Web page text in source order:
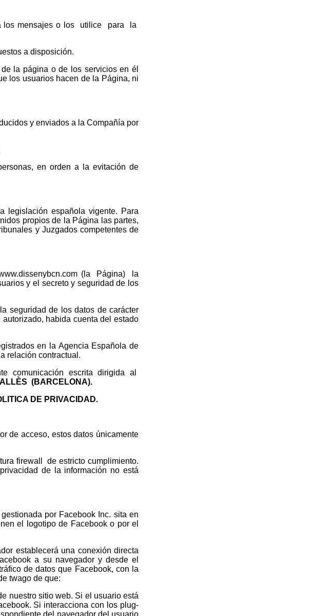
a los mensajes o los utilice para la
a disposición.
la página o de los servicios en él
los usuarios hacen de la Página, ni
y enviados a la Compañía por
en orden a la evitación de
legislación española vigente. Para
propios de la Página las partes,
y Juzgados competentes de
(la Página) la
y el secreto y seguridad de los
seguridad de los datos de carácter
habida cuenta del estado
en la Agencia Española de
relación contractual.
comunicación escrita dirigida al
(BARCELONA).
DE PRIVACIDAD.
acceso, estos datos únicamente
firewall de estricto cumplimiento.
de la información no está
por Facebook Inc. sita en
el logotipo de Facebook o por el
establecerá una conexión directa
a su navegador y desde el
de datos que Facebook, con la
twago de que:
nuestro sitio web. Si el usuario está
Si interacciona con los plug-
del navegador del usuario